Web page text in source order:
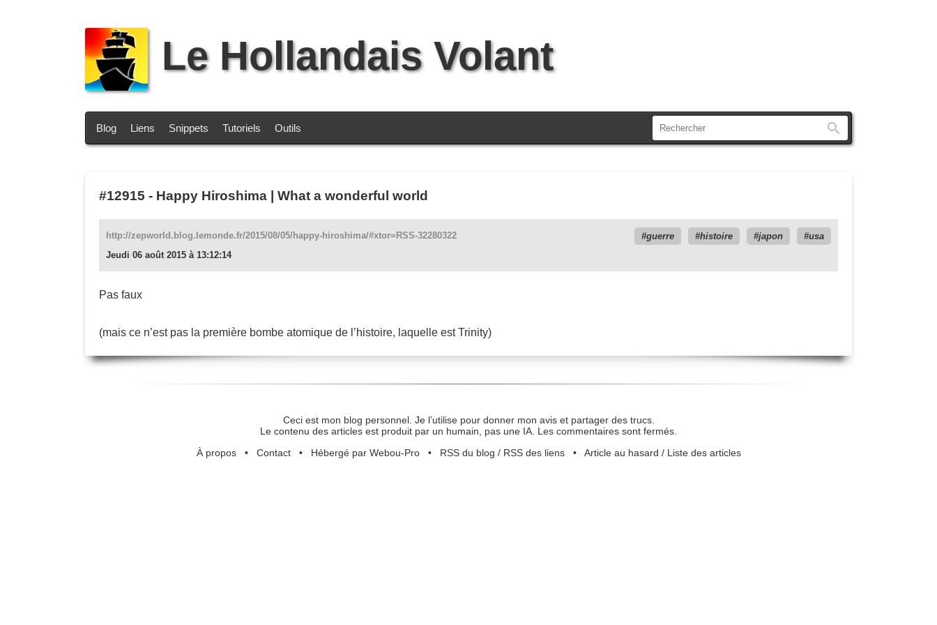
Le Hollandais Volant
Blog Liens Snippets Tutoriels Outils
#12915 - Happy Hiroshima | What a wonderful world
http://zepworld.blog.lemonde.fr/2015/08/05/happy-hiroshima/#xtor=RSS-32280322 guerre histoire japon
usa
Jeudi 06 août 2015 à 13:12:14
Pas faux
(mais ce n’est pas la première bombe atomique de l’histoire, laquelle est Trinity)
Ceci est mon blog personnel. Je l’utilise pour donner mon avis et partager des trucs.
Le contenu des articles est produit par un humain, pas une IA. Les commentaires sont fermés.
À propos• Contact• Hébergé par Webou-Pro• RSS du blog / RSS des liens• Article au hasard / Liste des articles